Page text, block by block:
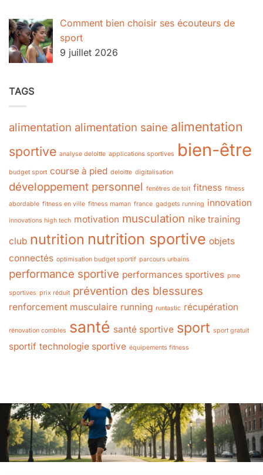
Comment bien choisir ses écouteurs de
sport
9 juillet 2026
TAGS
alimentation alimentation saine alimentation
sportive analyse deloitte applications sportives bien-être
budget sport course à pied deloitte digitalisation
développement personnel fenêtres de toit fitness fitness
abordable fitness en ville fitness maman france gadgets running innovation
innovations high tech motivation musculation nike training
club nutrition nutrition sportive objets
connectés optimisation budget sportif parcours urbains
performance sportive performances sportives pme
sportives prix réduit prévention des blessures
renforcement musculaire running runtastic récupération
rénovation combles santé santé sportive sport sport gratuit
sportif technologie sportive équipements fitness